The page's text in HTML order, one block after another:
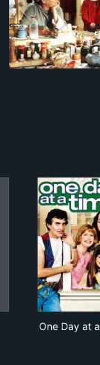
One Day at